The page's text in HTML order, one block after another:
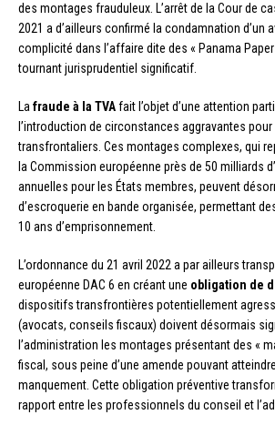
des montages frauduleux. L’arrêt de la Cour de
2021 a d’ailleurs confirmé la condamnation d’un
complicité dans l’affaire dite des « Panama
tournant jurisprudentiel significatif.
Lafraude à la TVAfait l’objet d’une attention
l’introduction de circonstances aggravantes
transfrontaliers. Ces montages complexes, qui
la Commission européenne près de 50 milliards
annuelles pour les États membres, peuvent
d’escroquerie en bande organisée, permettant
10 ans d’emprisonnement.
L’ordonnance du 21 avril 2022 a par ailleurs
européenne DAC 6 en créant une obligation de
dispositifs transfrontières potentiellement
(avocats, conseils fiscaux) doivent désormais
l’administration les montages présentant des «
fiscal, sous peine d’une amende pouvant
manquement. Cette obligation préventive
rapport entre les professionnels du conseil et